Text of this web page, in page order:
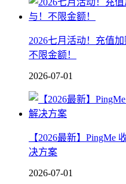
2026七月活动！充值
不限金额！
2026-07-01
【2026最新】PingMe
决方案
2026-07-01